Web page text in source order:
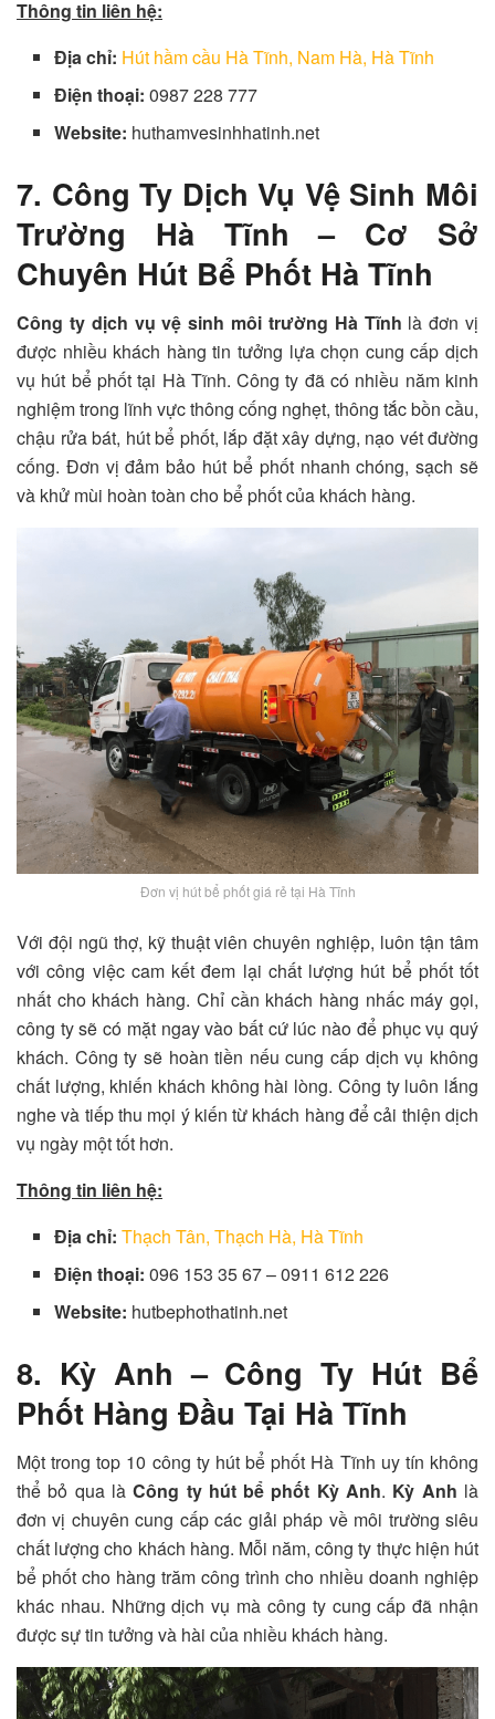
Thông tin liên hệ:
Địa chỉ: Hút hầm cầu Hà Tĩnh, Nam Hà, Hà Tĩnh
Điện thoại:0987 228 777
Website: huthamvesinhhatinh.net
7. Công Ty Dịch Vụ Vệ Sinh Môi
Trường Hà Tĩnh – Cơ Sở
Chuyên Hút Bể Phốt Hà Tĩnh
Công ty dịch vụ vệ sinh môi trường Hà Tĩnh là đơn vị
được nhiều khách hàng tin tưởng lựa chọn cung cấp dịch
vụ hút bể phốt tại Hà Tĩnh. Công ty đã có nhiều năm kinh
nghiệm trong lĩnh vực thông cống nghẹt, thông tắc bồn cầu,
chậu rửa bát, hút bể phốt, lắp đặt xây dựng, nạo vét đường
cống. Đơn vị đảm bảo hút bể phốt nhanh chóng, sạch sẽ
và khử mùi hoàn toàn cho bể phốt của khách hàng.
Đơn vị hút bể phốt giá rẻ tại Hà Tĩnh
Với đội ngũ thợ, kỹ thuật viên chuyên nghiệp, luôn tận tâm
với công việc cam kết đem lại chất lượng hút bể phốt tốt
nhất cho khách hàng. Chỉ cần khách hàng nhấc máy gọi,
công ty sẽ có mặt ngay vào bất cứ lúc nào để phục vụ quý
khách. Công ty sẽ hoàn tiền nếu cung cấp dịch vụ không
chất lượng, khiến khách không hài lòng. Công ty luôn lắng
nghe và tiếp thu mọi ý kiến từ khách hàng để cải thiện dịch
vụ ngày một tốt hơn.
Thông tin liên hệ:
Địa chỉ:Thạch Tân, Thạch Hà, Hà Tĩnh
Điện thoại:096 153 35 67 – 0911 612 226
Website: hutbephothatinh.net
8. Kỳ Anh – Công Ty Hút Bể
Phốt Hàng Đầu Tại Hà Tĩnh
Một trong top 10 công ty hút bể phốt Hà Tĩnh uy tín không
thể bỏ qua làCông ty hút bể phốt Kỳ Anh. Kỳ Anh là
đơn vị chuyên cung cấp các giải pháp về môi trường siêu
chất lượng cho khách hàng. Mỗi năm, công ty thực hiện hút
bể phốt cho hàng trăm công trình cho nhiều doanh nghiệp
khác nhau. Những dịch vụ mà công ty cung cấp đã nhận
được sự tin tưởng và hài của nhiều khách hàng.